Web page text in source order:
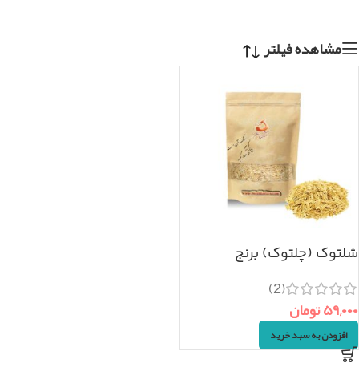
مشاهده فیلتر
شلتوک (چلتوک) برنج
(2)
۵۹,۰۰۰تومان
افزودن به سبد خرید